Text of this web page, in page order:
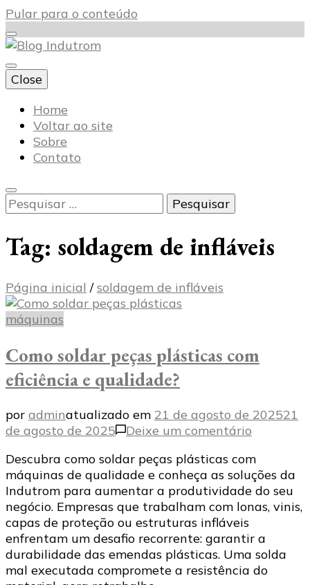
Pular para o conteúdo
Blog Indutrom
Close
Home
Voltar ao site
Sobre
Contato
Pesquisar
por:
Tag: soldagem de infláveis
Página inicial / soldagem de infláveis
máquinas
Como soldar peças plásticas com
eficiência e qualidade?
por adminatualizado em 21 de agosto de 202521
de agosto de 2025
Deixe um comentário
soldar
peças
plásticas
com
e
Descubra como soldar peças plásticas com
máquinas de qualidade e conheça as soluções da
Indutrom para aumentar a produtividade do seu
negócio. Empresas que trabalham com lonas, vinis,
capas de proteção ou estruturas infláveis
enfrentam um desafio recorrente: garantir a
durabilidade das emendas plásticas. Uma solda
mal executada compromete a resistência do